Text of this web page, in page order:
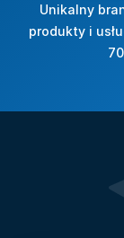
Unikalny
produkty i